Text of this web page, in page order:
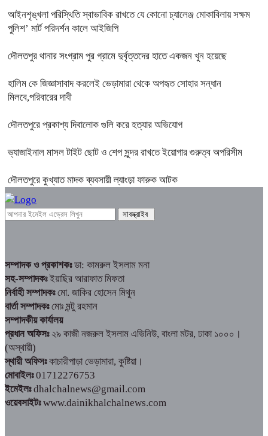
আইনশৃঙ্খলা পরিস্থিতি স্বাভাবিক রাখতে যে কোনো চ্যালেঞ্জ মোকাবিলায় সক্ষম
পুলিশ’ মার্ট পরিদর্শন কালে আইজিপি
দৌলতপুর থানার সংগ্রাম পুর গ্রামে দুর্বৃত্তদের হাতে একজন খুন হয়েছে
হালিম কে জিজ্ঞাসাবাদ করলেই ভেড়ামারা থেকে অপহৃত সোহার সন্ধান
মিলবে,পরিবারের দাবী
দৌলতপুরে প্রকাশ্য দিবালোক গুলি করে হত্যার অভিযোগ
ভ্যাজাইনাল মাসল টাইট ছোট ও শেপ সুন্দর রাখতে ইয়োগার গুরুত্ব অপরিসীম
দৌলতপুরে কুখ্যাত মাদক ব্যবসায়ী ল্যাংড়া ফারুক আটক
সম্পাদক ও প্রকাশকঃডা: কামরুল ইসলাম মনা
সহ-সম্পাদকঃইয়াছির আরাফাত মিফতা
নির্বাহী সম্পাদকঃমো. জাকির হোসেন মিথুন
বার্তা সম্পাদকঃমোঃ মন্টু রহমান
সম্পাদকীয় কার্যালয়
প্রধান অফিসঃ২৯ কাজী নজরুল ইসলাম এভিনিউ, বাংলা মটর, ঢাকা ১০০০।
(অস্থায়ী)
স্থায়ী অফিসঃকাচারীপাড়া ভেড়ামারা, কুষ্টিয়া।
মোবাইলঃ01712276753
ইমেইলঃdhalchalnews@gmail.com
ওয়েবসাইটঃwww.dainikhalchalnews.com